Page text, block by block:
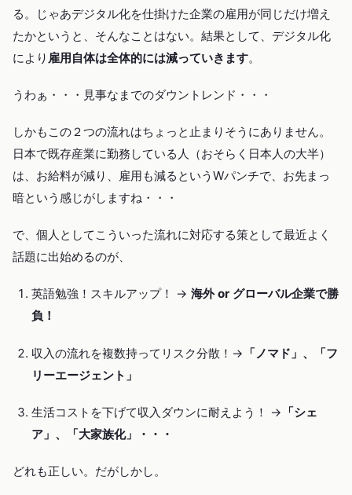
る。じゃあデジタル化を仕掛けた企業の雇用が同じだけ増え
たかというと、そんなことはない。結果として、デジタル化
により 雇用自体は全体的には減っていきます。
うわぁ・・・見事なまでのダウントレンド・・・
しかもこの２つの流れはちょっと止まりそうにありません。
日本で既存産業に勤務している人（おそらく日本人の大半）
は、お給料が減り、雇用も減るというWパンチで、お先まっ
暗という感じがしますね・・・
で、個人としてこういった流れに対応する策として最近よく
話題に出始めるのが、
英語勉強！スキルアップ！ → 海外 or グローバル企業で勝
負！
収入の流れを複数持ってリスク分散！→ 「ノマド」、「フ
リーエージェント」
生活コストを下げて収入ダウンに耐えよう！ → 「シェ
ア」、「大家族化」・・・
どれも正しい。だがしかし。